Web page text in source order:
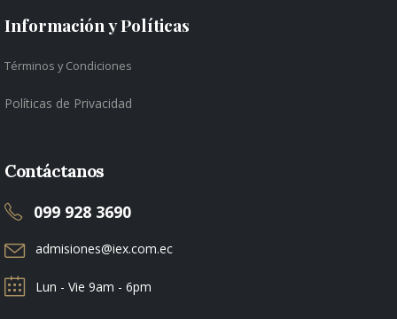
Información y Políticas
Términos y Condiciones
Políticas de Privacidad
Contáctanos
099 928 3690
admisiones@iex.com.ec
Lun - Vie 9am - 6pm